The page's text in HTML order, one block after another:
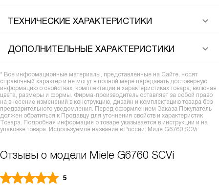
ТЕХНИЧЕСКИЕ ХАРАКТЕРИСТИКИ
ДОПОЛНИТЕЛЬНЫЕ ХАРАКТЕРИСТИКИ
* Все информационные материалы, представленные на Сайте, носят
справочный характер и не могут в полной мере передавать достоверную
информацию о свойствах, комплектации и характеристиках товара, включая
цвета, размеры и формы. Фирма-производитель оставляет за собой право
на внесение изменений в конструкцию, дизайн и комплектацию товара без
предварительного уведомления. Перед оформлением Заказа Покупатель
должен обратиться к Продавцу для уточнения свойств и характеристик
Товара. Подробная информация о товаре указывается в инструкции и на
упаковке товара. Используемое название в России: Миле G6760 SCVi
Отзывы о модели Miele G6760 SCVi
5